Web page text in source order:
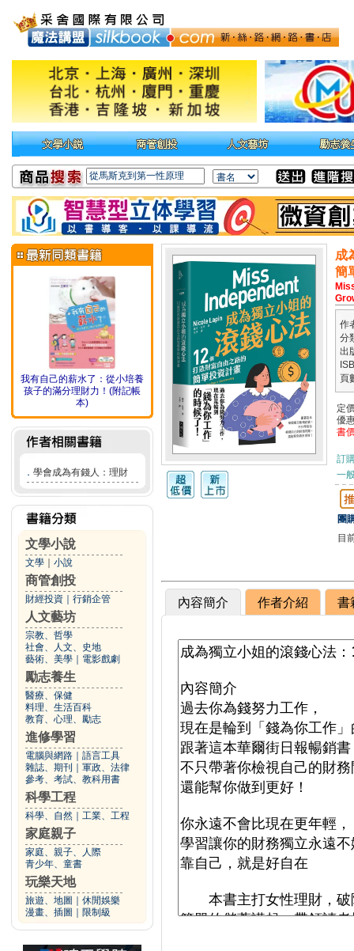
我有自己的薪水了：從小培養
孩子的滿分理財力！(附記帳
本)
． 學會成為有錢人：理財
文學小說
文學 小說
商管創投
財經投資 行銷企管
人文藝坊
宗教、哲學
社會、人文、史地
藝術、美學
電影戲劇
勵志養生
醫療、保健
料理、生活百科
教育、心理、勵志
進修學習
電腦與網路
語言工具
雜誌、期刊
軍政、法律
參考、考試、教科用書
科學工程
科學、自然 工業、工程
家庭親子
家庭、親子、人際
青少年、童書
玩樂天地
旅遊、地圖
休閒娛樂
漫畫、插圖
限制級
成
簡
作
分
出
頁
定
優
書
訂
一
團
目
內容簡介 作者介紹 書